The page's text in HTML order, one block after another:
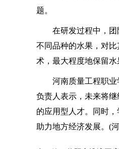
题。​
在研发过程中，团队
不同品种的水果，对
术，最大程度地保留
河南质量工程职业学
负责人表示，未来将
的应用型人才。同时
助力地方经济发展。​(